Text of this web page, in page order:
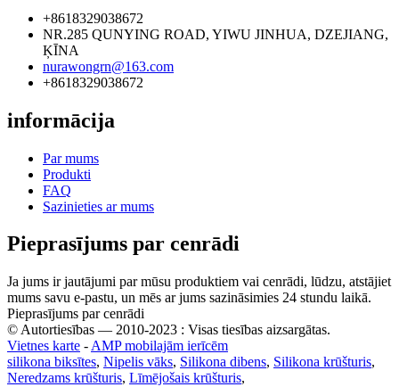
+8618329038672
NR.285 QUNYING ROAD, YIWU JINHUA, DZEJIANG,
ĶĪNA
nurawongrn@163.com
+8618329038672
informācija
Par mums
Produkti
FAQ
Sazinieties ar mums
Pieprasījums par cenrādi
Ja jums ir jautājumi par mūsu produktiem vai cenrādi, lūdzu, atstājiet
mums savu e-pastu, un mēs ar jums sazināsimies 24 stundu laikā.
Pieprasījums par cenrādi
© Autortiesības — 2010-2023 : Visas tiesības aizsargātas.
Vietnes karte - AMP mobilajām ierīcēm
silikona biksītes, Nipelis vāks, Silikona dibens, Silikona krūšturis,
Neredzams krūšturis, Līmējošais krūšturis,